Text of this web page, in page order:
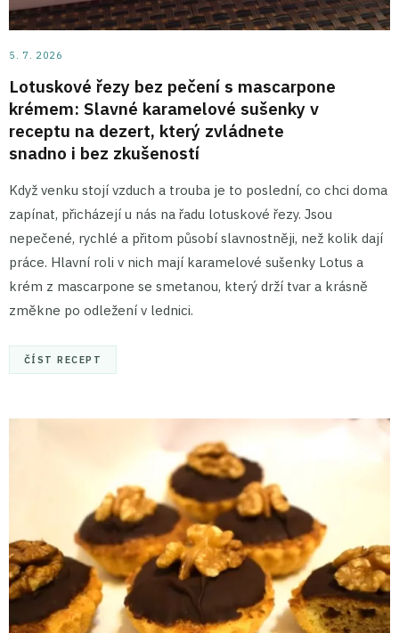
5. 7. 2026
Lotuskové řezy bez pečení s mascarpone
krémem: Slavné karamelové sušenky v
receptu na dezert, který zvládnete
snadno i bez zkušeností
Když venku stojí vzduch a trouba je to poslední, co chci doma
zapínat, přicházejí u nás na řadu lotuskové řezy. Jsou
nepečené, rychlé a přitom působí slavnostněji, než kolik dají
práce. Hlavní roli v nich mají karamelové sušenky Lotus a
krém z mascarpone se smetanou, který drží tvar a krásně
změkne po odležení v lednici.
ČÍST RECEPT